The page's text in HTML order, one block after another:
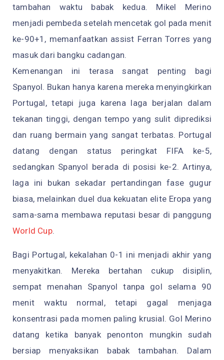
tambahan waktu babak kedua. Mikel Merino
menjadi pembeda setelah mencetak gol pada menit
ke-90+1, memanfaatkan assist Ferran Torres yang
masuk dari bangku cadangan.
Kemenangan ini terasa sangat penting bagi
Spanyol. Bukan hanya karena mereka menyingkirkan
Portugal, tetapi juga karena laga berjalan dalam
tekanan tinggi, dengan tempo yang sulit diprediksi
dan ruang bermain yang sangat terbatas. Portugal
datang dengan status peringkat FIFA ke-5,
sedangkan Spanyol berada di posisi ke-2. Artinya,
laga ini bukan sekadar pertandingan fase gugur
biasa, melainkan duel dua kekuatan elite Eropa yang
sama-sama membawa reputasi besar di panggung
World Cup.
Bagi Portugal, kekalahan 0-1 ini menjadi akhir yang
menyakitkan. Mereka bertahan cukup disiplin,
sempat menahan Spanyol tanpa gol selama 90
menit waktu normal, tetapi gagal menjaga
konsentrasi pada momen paling krusial. Gol Merino
datang ketika banyak penonton mungkin sudah
bersiap menyaksikan babak tambahan. Dalam